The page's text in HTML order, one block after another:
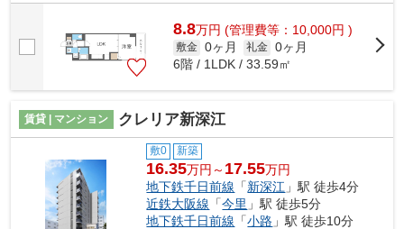
持つデザイナーズ。10階建てで、街並み...
8.8万円 (管理費等：10,000円 )
敷金 0ヶ月 礼金 0ヶ月
6階 / 1LDK / 33.59㎡
賃貸 | マンション クレリア新深江
敷0 新築
16.35万円～ 17.55万円
地下鉄千日前線 「新深江 」駅 徒歩4分
近鉄大阪線 「今里 」駅 徒歩5分
地下鉄千日前線 「小路 」駅 徒歩10分